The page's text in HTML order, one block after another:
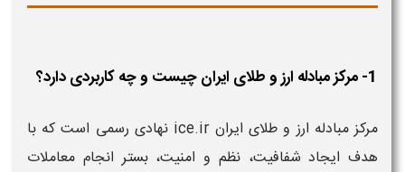
1- مرکز مبادله ارز و طلای ایران چیست و چه کاربردی دارد؟
مرکز مبادله ارز و طلای ایران ice.ir نهادی رسمی است که با
هدف ایجاد شفافیت، نظم و امنیت، بستر انجام معاملات